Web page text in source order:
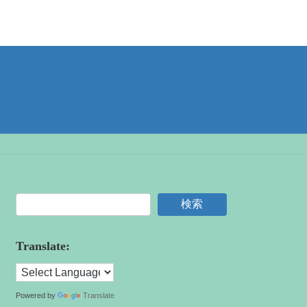
検索
Translate:
Powered by Translate